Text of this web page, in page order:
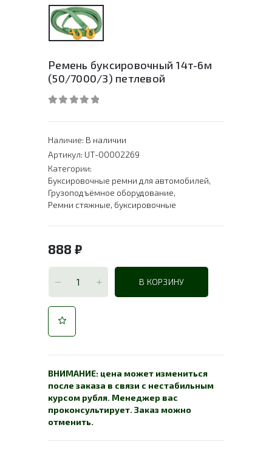
Ремень буксировочный 14т-6м
(50/7000/3) петлевой
Наличие: В наличии
Артикул: UT-00002269
Категории:
Буксировочные ремни для автомобилей,
Грузоподъёмное оборудование,
Ремни стяжные, буксировочные
888 ₽
В КОРЗИНУ
ВНИМАНИЕ: цена может измениться
после заказа в связи с нестабильным
курсом рубля. Менеджер вас
проконсультирует. Заказ можно
отменить.